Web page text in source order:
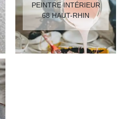
PEINTRE INTÉRIEUR
68 HAUT-RHIN